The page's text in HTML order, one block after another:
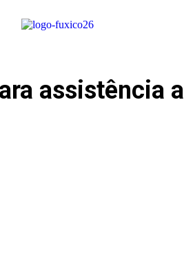
assistência